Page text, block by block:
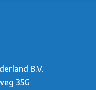
B.V.
35G